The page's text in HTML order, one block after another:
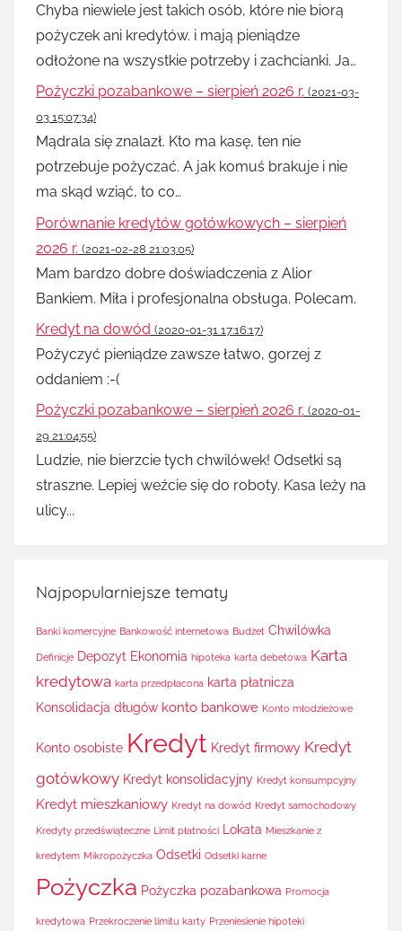
Chyba niewiele jest takich osób, które nie biorą
pożyczek ani kredytów. i mają pieniądze
odłożone na wszystkie potrzeby i zachcianki. Ja…
Pożyczki pozabankowe – sierpień 2026 r. (2021-03-
03 15:07:34)
Mądrala się znalazł. Kto ma kasę, ten nie
potrzebuje pożyczać. A jak komuś brakuje i nie
ma skąd wziąć, to co…
Porównanie kredytów gotówkowych – sierpień
2026 r. (2021-02-28 21:03:05)
Mam bardzo dobre doświadczenia z Alior
Bankiem. Miła i profesjonalna obsługa. Polecam.
Kredyt na dowód (2020-01-31 17:16:17)
Pożyczyć pieniądze zawsze łatwo, gorzej z
oddaniem :-(
Pożyczki pozabankowe – sierpień 2026 r. (2020-01-
29 21:04:55)
Ludzie, nie bierzcie tych chwilówek! Odsetki są
straszne. Lepiej weźcie się do roboty. Kasa leży na
ulicy...
Najpopularniejsze tematy
Banki komercyjne Bankowość internetowa Budżet Chwilówka
Definicje Depozyt Ekonomia hipoteka karta debetowa Karta
kredytowa karta przedpłacona karta płatnicza
Konsolidacja długów konto bankowe Konto młodzieżowe
Konto osobiste Kredyt Kredyt firmowy Kredyt
gotówkowy Kredyt konsolidacyjny Kredyt konsumpcyjny
Kredyt mieszkaniowy Kredyt na dowód Kredyt samochodowy
Kredyty przedświąteczne Limit płatności Lokata Mieszkanie z
kredytem Mikropożyczka Odsetki Odsetki karne
Pożyczka Pożyczka pozabankowa Promocja
kredytowa Przekroczenie limitu karty Przeniesienie hipoteki